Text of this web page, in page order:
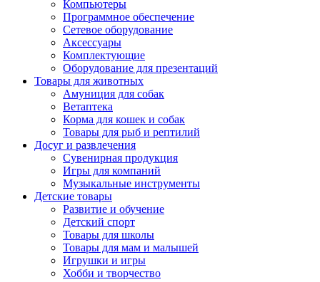
Компьютеры
Программное обеспечение
Сетевое оборудование
Аксессуары
Комплектующие
Оборудование для презентаций
Товары для животных
Амуниция для собак
Ветаптека
Корма для кошек и собак
Товары для рыб и рептилий
Досуг и развлечения
Сувенирная продукция
Игры для компаний
Музыкальные инструменты
Детские товары
Развитие и обучение
Детский спорт
Товары для школы
Товары для мам и малышей
Игрушки и игры
Хобби и творчество